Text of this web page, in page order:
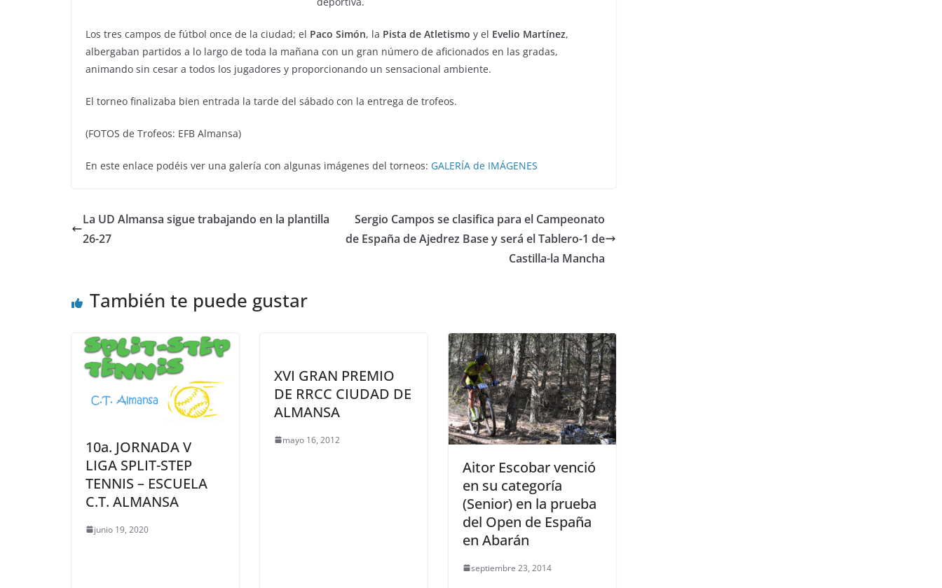
Los tres campos de fútbol once de la ciudad; el Paco Simón, la Pista de Atletismo y el Evelio Martínez,
albergaban partidos a lo largo de toda la mañana con un gran número de aficionados en las gradas,
animando sin cesar a todos los jugadores y proporcionando un sensacional ambiente.
El torneo finalizaba bien entrada la tarde del sábado con la entrega de trofeos.
(FOTOS de Trofeos: EFB Almansa)
En este enlace podéis ver una galería con algunas imágenes del torneos: GALERÍA de IMÁGENES
La UD Almansa sigue trabajando en la plantilla
26-27
Sergio Campos se clasifica para el Campeonato
de España de Ajedrez Base y será el Tablero-1 de
Castilla-la Mancha
También te puede gustar
10a. JORNADA V
LIGA SPLIT-STEP
TENNIS – ESCUELA
C.T. ALMANSA
junio 19, 2020
XVI GRAN PREMIO
DE RRCC CIUDAD DE
ALMANSA
mayo 16, 2012
Aitor Escobar venció
en su categoría
(Senior) en la prueba
del Open de España
en Abarán
septiembre 23, 2014